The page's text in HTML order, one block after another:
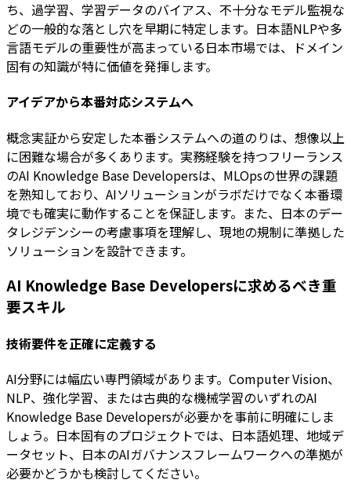
ち、過学習、学習データのバイアス、不十分なモデル監視な
どの一般的な落とし穴を早期に特定します。日本語NLPや多
言語モデルの重要性が高まっている日本市場では、ドメイン
固有の知識が特に価値を発揮します。
アイデアから本番対応システムへ
概念実証から安定した本番システムへの道のりは、想像以上
に困難な場合が多くあります。実務経験を持つフリーランス
のAI Knowledge Base Developersは、MLOpsの世界の課題
を熟知しており、AIソリューションがラボだけでなく本番環
境でも確実に動作することを保証します。また、日本のデー
タレジデンシーの考慮事項を理解し、現地の規制に準拠した
ソリューションを設計できます。
AI Knowledge Base Developersに求めるべき重
要スキル
技術要件を正確に定義する
AI分野には幅広い専門領域があります。Computer Vision、
NLP、強化学習、または古典的な機械学習のいずれのAI
Knowledge Base Developersが必要かを事前に明確にしま
しょう。日本固有のプロジェクトでは、日本語処理、地域デ
ータセット、日本のAIガバナンスフレームワークへの準拠が
必要かどうかも検討してください。